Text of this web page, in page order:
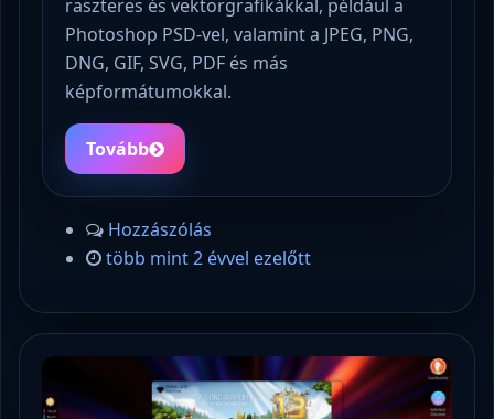
raszteres és vektorgrafikákkal, például a
Photoshop PSD-vel, valamint a JPEG, PNG,
DNG, GIF, SVG, PDF és más
képformátumokkal.
Tovább
Hozzászólás
több mint 2 évvel ezelőtt